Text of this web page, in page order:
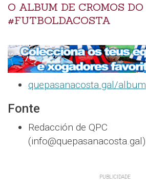
O ALBUM DE CROMOS DO
#FUTBOLDACOSTA
quepasanacosta.gal/album
Fonte
Redacción de QPC
(info@quepasanacosta.gal).